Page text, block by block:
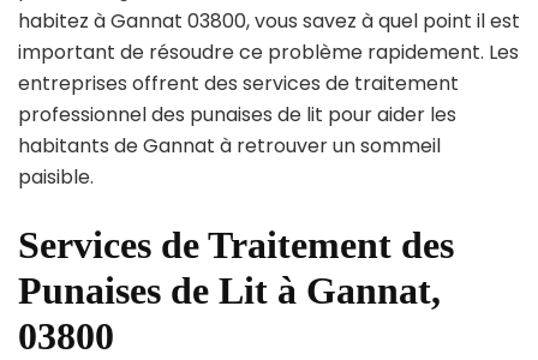
habitez à Gannat 03800, vous savez à quel point il est
important de résoudre ce problème rapidement. Les
entreprises offrent des services de traitement
professionnel des punaises de lit pour aider les
habitants de Gannat à retrouver un sommeil
paisible.
Services de Traitement des
Punaises de Lit à Gannat,
03800